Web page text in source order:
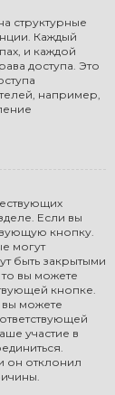
структурные
Каждый
и каждой
доступа. Это
например,
Если вы
кнопку.
могут
быть закрытыми
вы можете
кнопке.
вы можете
участие в
он отклонил